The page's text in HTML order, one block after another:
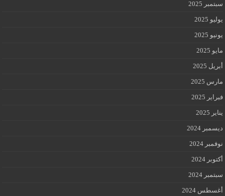
سبتمبر 2025
يوليو 2025
يونيو 2025
مايو 2025
أبريل 2025
مارس 2025
فبراير 2025
يناير 2025
ديسمبر 2024
نوفمبر 2024
أكتوبر 2024
سبتمبر 2024
أغسطس 2024